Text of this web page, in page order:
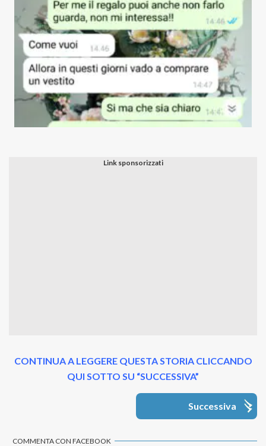
CONTINUA A LEGGERE QUESTA STORIA CLICCANDO
QUI SOTTO SU “SUCCESSIVA”
Successiva
COMMENTA CON FACEBOOK